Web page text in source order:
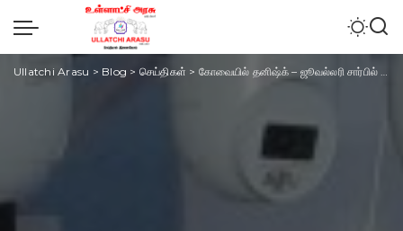
Ullatchi Arasu > Blog > செய்திகள் > கோவையில் தனிஷ்க் – ஜூவல்லரி சார்பில் 3 நாள் வைர நகை கண்காட்சி துவக்கம்